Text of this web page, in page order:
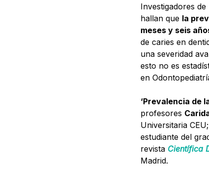
Investigadores de
hallan que la
meses y seis
de caries en
una severidad
esto no es
en
‘Prevalencia de
profesores
Universitaria
estudiante del
revista Científica
Madrid.